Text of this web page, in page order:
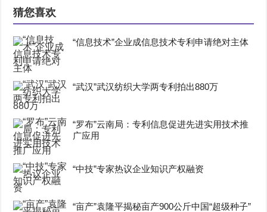
猜您喜欢
“信息技术”企业成信息技术专利申请绝对主体
“武汉”武汉纺织大学两专利拍出880万
“罗布”云南局：专利信息促进先进实用技术推
广应用
“中技”专家热议企业知识产权融资
“亩产”袁隆平揭秘亩产900公斤中国“超级种子”